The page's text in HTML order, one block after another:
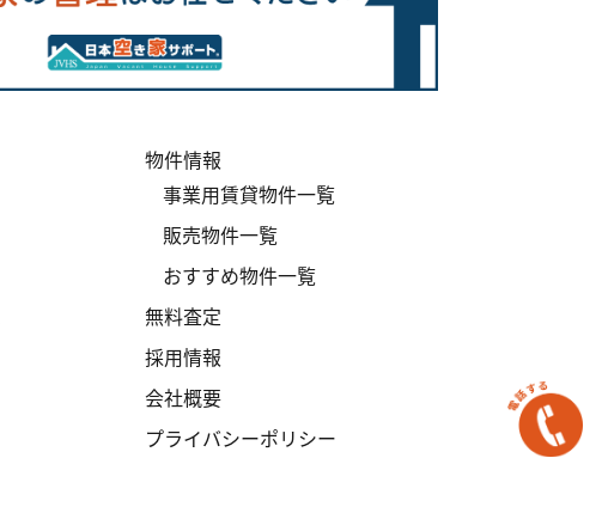
物件情報
事業用賃貸物件一覧
販売物件一覧
おすすめ物件一覧
無料査定
採用情報
会社概要
プライバシーポリシー